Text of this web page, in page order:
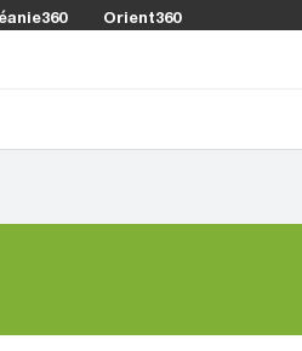
Orient360